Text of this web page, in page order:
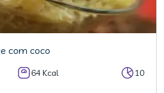
com coco
64 Kcal 10